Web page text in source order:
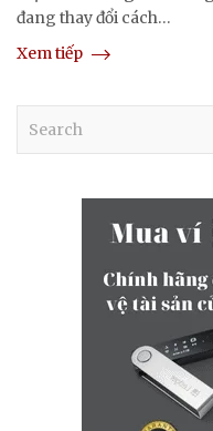
đang thay đổi cách…
Xem tiếp